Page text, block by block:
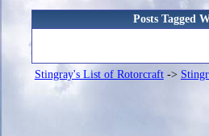
Posts Tagged
Stingray's List of Rotorcraft->